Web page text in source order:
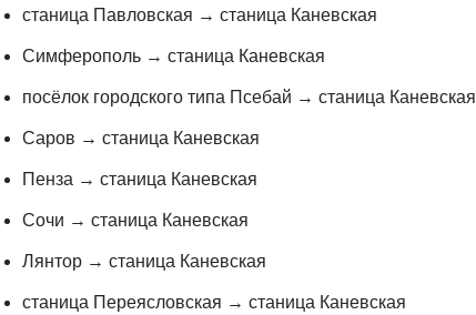
станица Павловская → станица Каневская
Симферополь → станица Каневская
посёлок городского типа Псебай → станица Каневская
Саров → станица Каневская
Пенза → станица Каневская
Сочи → станица Каневская
Лянтор → станица Каневская
станица Переясловская → станица Каневская